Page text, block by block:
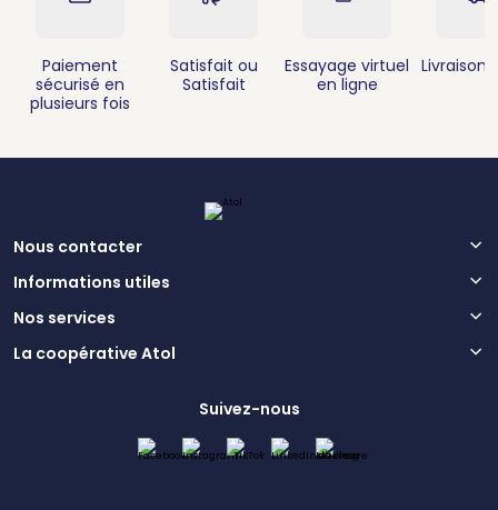
Paiement
sécurisé en
plusieurs fois
Satisfait ou
Satisfait
Essayage virtuel
en ligne
Livraison
Nous contacter
Informations utiles
Nos services
La coopérative Atol
Suivez-nous